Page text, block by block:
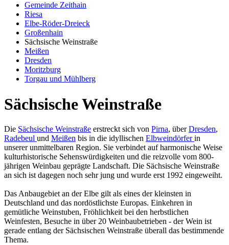
Gemeinde Zeithain
Riesa
Elbe-Röder-Dreieck
Großenhain
Sächsische Weinstraße
Meißen
Dresden
Moritzburg
Torgau und Mühlberg
Sächsische Weinstraße
Die Sächsische Weinstraße erstreckt sich von Pirna, überDresden,
Radebeul und Meißen bis in die idyllischen Elbweindörferin
unserer unmittelbaren Region. Sie verbindet auf harmonische Weise
kulturhistorische Sehenswürdigkeiten und die reizvolle vom 800-
jährigen Weinbau geprägte Landschaft. Die Sächsische Weinstraße
an sich ist dagegen noch sehr jung und wurde erst 1992 eingeweiht.
Das Anbaugebiet an der Elbe gilt als eines der kleinsten in
Deutschland und das nordöstlichste Europas. Einkehren in
gemütliche Weinstuben, Fröhlichkeit bei den herbstlichen
Weinfesten, Besuche in über 20 Weinbaubetrieben - der Wein ist
gerade entlang der Sächsischen Weinstraße überall das bestimmende
Thema.